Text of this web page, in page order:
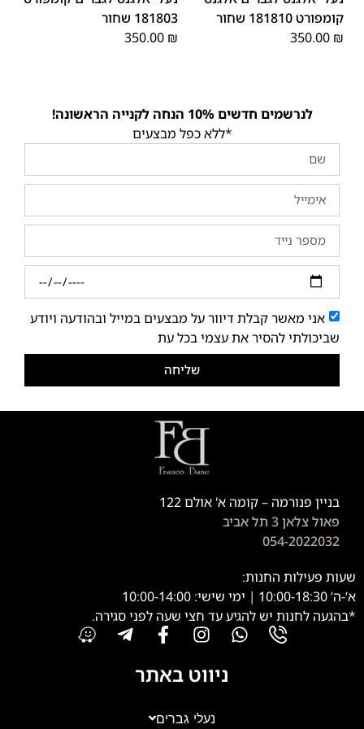
קומפורט 181810 שחור
350.00 ₪
181803 שחור
350.00 ₪
לנרשמים חדשים 10% הנחה לקנייה הראשונה!
*ללא כפל מבצעים
אני מאשר קבלת דיוור על מבצעים במייל ובהודעה ויודע
שביכולתי להסיר את עצמי בכל עת
שליחה
בניין פנורמה – קומה א' אולם 122
פאול צלאן 3 תל אביב
054-2022032
שעות פעילות החנות:
א’-ה’ 10:00-18:30 | ימי שישי: 10:00-14:00
*בהגעה לחנות יש להגיע עד חצי שעה לפני סגירה.
ניווט באתר
נעלי גברים